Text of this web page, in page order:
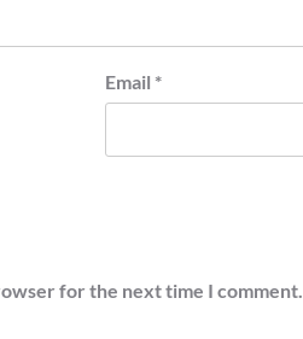
Email *
for the next time I comment.